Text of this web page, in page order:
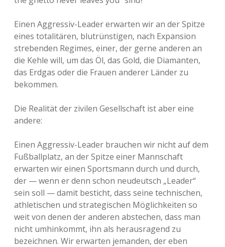
Einen Aggressiv-Leader erwarten wir an der Spitze
eines totalitären, blutrünstigen, nach Expansion
strebenden Regimes, einer, der gerne anderen an
die Kehle will, um das Öl, das Gold, die Diamanten,
das Erdgas oder die Frauen anderer Länder zu
bekommen.
Die Realität der zivilen Gesellschaft ist aber eine
andere:
Einen Aggressiv-Leader brauchen wir nicht auf dem
Fußballplatz, an der Spitze einer Mannschaft
erwarten wir einen Sportsmann durch und durch,
der — wenn er denn schon neudeutsch „Leader“
sein soll — damit besticht, dass seine technischen,
athletischen und strategischen Möglichkeiten so
weit von denen der anderen abstechen, dass man
nicht umhinkommt, ihn als herausragend zu
bezeichnen. Wir erwarten jemanden, der eben